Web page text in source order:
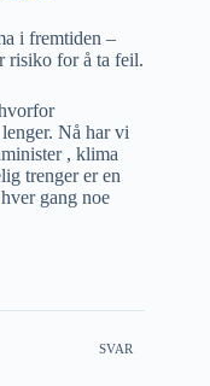
i fremtiden –
risiko for å ta feil.
Nå har vi
, klima
trenger er en
gang noe
SVAR